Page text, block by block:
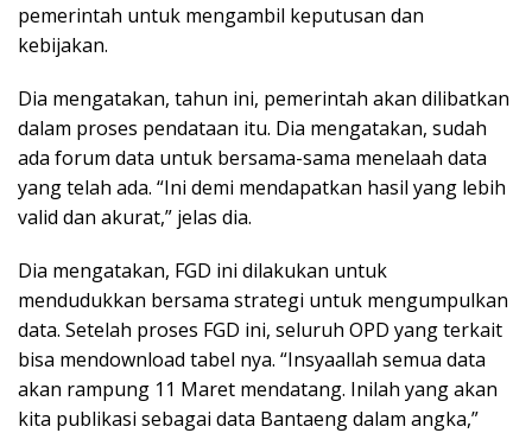
pemerintah untuk mengambil keputusan dan
kebijakan.
Dia mengatakan, tahun ini, pemerintah akan dilibatkan
dalam proses pendataan itu. Dia mengatakan, sudah
ada forum data untuk bersama-sama menelaah data
yang telah ada. “Ini demi mendapatkan hasil yang lebih
valid dan akurat,” jelas dia.
Dia mengatakan, FGD ini dilakukan untuk
mendudukkan bersama strategi untuk mengumpulkan
data. Setelah proses FGD ini, seluruh OPD yang terkait
bisa mendownload tabel nya. “Insyaallah semua data
akan rampung 11 Maret mendatang. Inilah yang akan
kita publikasi sebagai data Bantaeng dalam angka,”